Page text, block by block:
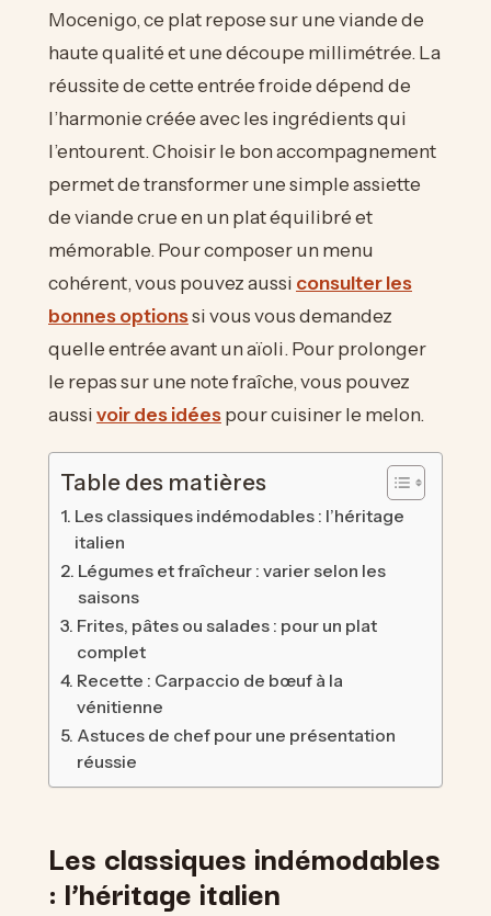
Mocenigo, ce plat repose sur une viande de
haute qualité et une découpe millimétrée. La
réussite de cette entrée froide dépend de
l’harmonie créée avec les ingrédients qui
l’entourent. Choisir le bon accompagnement
permet de transformer une simple assiette
de viande crue en un plat équilibré et
mémorable. Pour composer un menu
cohérent, vous pouvez aussi consulter les
bonnes optionssi vous vous demandez
quelle entrée avant un aïoli. Pour prolonger
le repas sur une note fraîche, vous pouvez
aussivoir des idéespour cuisiner le melon.
Table des matières
Les classiques indémodables : l’héritage
italien
Légumes et fraîcheur : varier selon les
saisons
Frites, pâtes ou salades : pour un plat
complet
Recette : Carpaccio de bœuf à la
vénitienne
Astuces de chef pour une présentation
réussie
Les classiques indémodables
: l’héritage italien